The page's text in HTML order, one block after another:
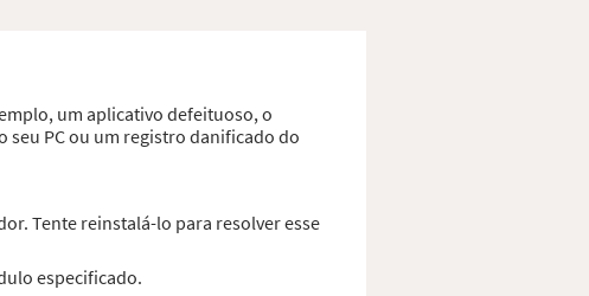
um aplicativo defeituoso, o
PC ou um registro danificado do
Tente reinstalá-lo para resolver esse
especificado.